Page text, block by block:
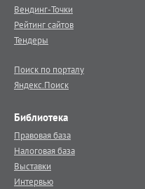
Вендинг-Точки
Рейтинг сайтов
Тендеры
Поиск по порталу
Яндекс.Поиск
Библиотека
Правовая база
Налоговая база
Выставки
Интервью